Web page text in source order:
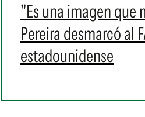
"Es una imagen que
Pereira desmarcó al
estadounidense